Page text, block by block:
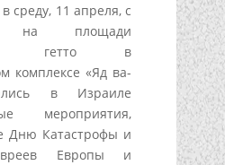
среду, 11 апреля, с
на площади
гетто в
комплексе «Яд ва-
в Израиле
мероприятия,
Дню Катастрофы и
Европы и